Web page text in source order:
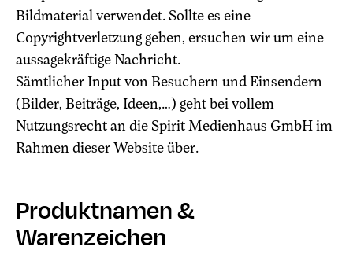
Bildmaterial verwendet. Sollte es eine
Copyrightverletzung geben, ersuchen wir um eine
aussagekräftige Nachricht.
Sämtlicher Input von Besuchern und Einsendern
(Bilder, Beiträge, Ideen,…) geht bei vollem
Nutzungsrecht an die Spirit Medienhaus GmbH im
Rahmen dieser Website über.
Produktnamen &
Warenzeichen